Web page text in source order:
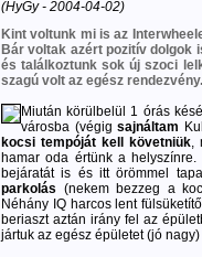
(HyGy - 2004-04-02)
Kint voltunk mi is az
Bár voltak azért pozitív dolgok
és találkoztunk sok új szoci
szagú volt az egész
Miután körülbelül 1 órás
városba (végigsajnáltam
kocsi tempóját kell követniük,
hamar oda értünk a
bejáratát is és itt örömmel
parkolás (nekem bezzeg a
Néhány IQ harcos lent
beriaszt aztán irány fel az
jártuk az egész épületet (jó